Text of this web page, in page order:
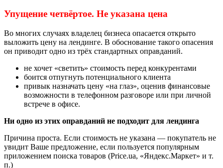
Упущение четвёртое. Не указана цена
Во многих случаях владелец бизнеса опасается открыто
выложить цену на лендинге. В обоснование такого опасения
он приводит одно из трёх стандартных оправданий.
не хочет «светить» стоимость перед конкурентами
боится отпугнуть потенциального клиента
привык назначать цену «на глаз», оценив финансовые
возможности в телефонном разговоре или при личной
встрече в офисе.
Ни одно из этих оправданий не подходит для лендинга
Причина проста. Если стоимость не указана — покупатель не
увидит Ваше предложение, если пользуется популярным
приложением поиска товаров (Price.ua, «Яндекс.Маркет» и т.
п.)